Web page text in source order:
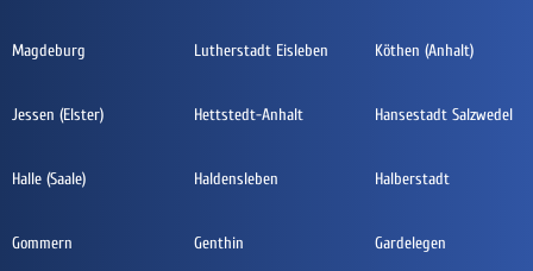
Magdeburg Lutherstadt Eisleben Köthen (Anhalt)
Jessen (Elster) Hettstedt-Anhalt Hansestadt Salzwedel
Halle (Saale) Haldensleben Halberstadt
Gommern Genthin Gardelegen